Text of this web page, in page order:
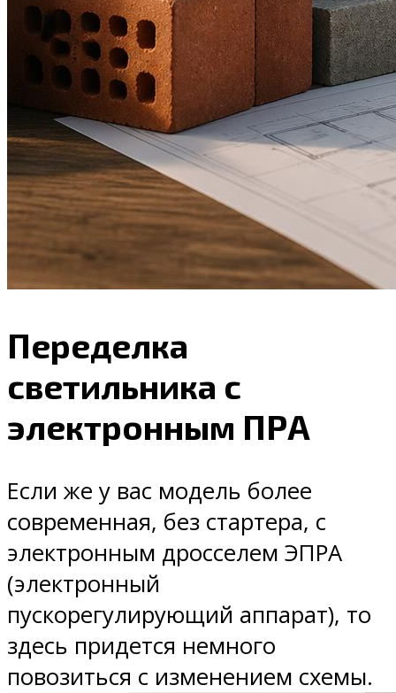
Переделка
светильника с
электронным ПРА
Если же у вас модель более
современная, без стартера, с
электронным дросселем ЭПРА
(электронный
пускорегулирующий аппарат), то
здесь придется немного
повозиться с изменением схемы.